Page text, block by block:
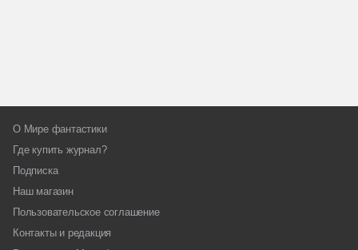
О Мире фантастики
Где купить журнал?
Подписка
Наш магазин
Пользовательское соглашение
Контакты и редакция